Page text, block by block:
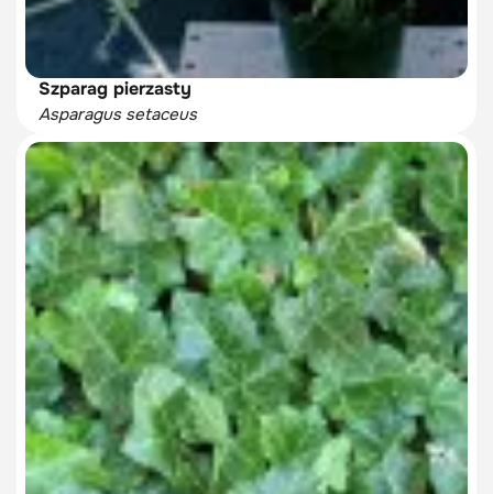
Szparag pierzasty
Asparagus setaceus